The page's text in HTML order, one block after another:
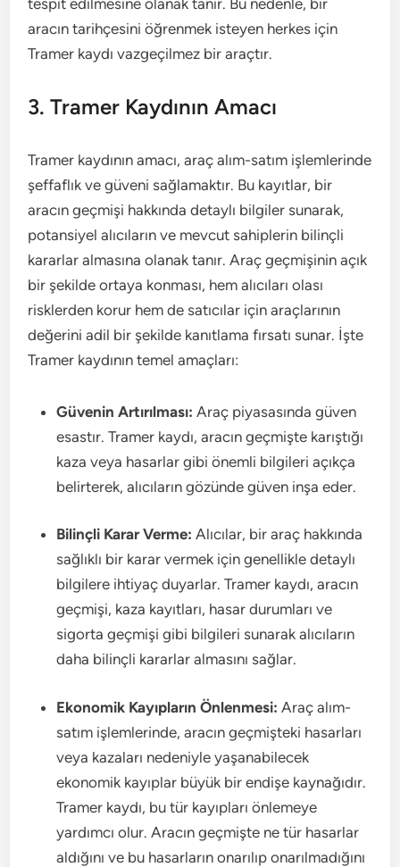
aracın tarihçesini öğrenmek isteyen herkes için
Tramer kaydı vazgeçilmez bir araçtır.
3. Tramer Kaydının Amacı
Tramer kaydının amacı, araç alım-satım işlemlerinde
şeffaflık ve güveni sağlamaktır. Bu kayıtlar, bir
aracın geçmişi hakkında detaylı bilgiler sunarak,
potansiyel alıcıların ve mevcut sahiplerin bilinçli
kararlar almasına olanak tanır. Araç geçmişinin açık
bir şekilde ortaya konması, hem alıcıları olası
risklerden korur hem de satıcılar için araçlarının
değerini adil bir şekilde kanıtlama fırsatı sunar. İşte
Tramer kaydının temel amaçları:
Güvenin Artırılması: Araç piyasasında güven
esastır. Tramer kaydı, aracın geçmişte karıştığı
kaza veya hasarlar gibi önemli bilgileri açıkça
belirterek, alıcıların gözünde güven inşa eder.
Bilinçli Karar Verme: Alıcılar, bir araç hakkında
sağlıklı bir karar vermek için genellikle detaylı
bilgilere ihtiyaç duyarlar. Tramer kaydı, aracın
geçmişi, kaza kayıtları, hasar durumları ve
sigorta geçmişi gibi bilgileri sunarak alıcıların
daha bilinçli kararlar almasını sağlar.
Ekonomik Kayıpların Önlenmesi: Araç alım-
satım işlemlerinde, aracın geçmişteki hasarları
veya kazaları nedeniyle yaşanabilecek
ekonomik kayıplar büyük bir endişe kaynağıdır.
Tramer kaydı, bu tür kayıpları önlemeye
yardımcı olur. Aracın geçmişte ne tür hasarlar
aldığını ve bu hasarların onarılıp onarılmadığını